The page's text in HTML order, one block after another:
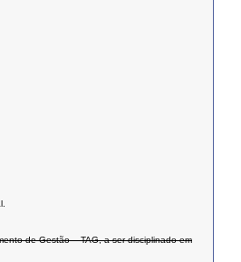
de Gestão – TAG, a ser disciplinado em